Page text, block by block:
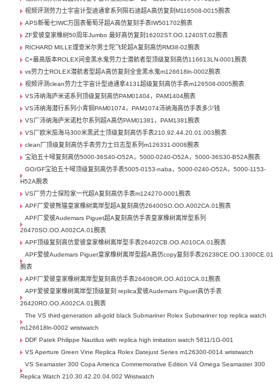
视频评测劳力士宇宙计型迪通拿系列陨石迪超A高仿复刻M116508-0015腕表
APS新葡七IWC万国表葡萄牙超A高仿复刻手表IW501702腕表
ZF爱彼皇家橡树50周年Jumbo 最好高仿复刻16202ST.OO.1240ST.02腕表
RICHARD MILLE理查米尔男士陀飞轮超A复刻高仿RM38-02腕表
C+最高版本ROLEX间金黑水鬼劳力士潜航者型顶级复刻高仿116613LN-0001腕表
vs劳力士ROLEX潜航者型超A高仿复刻全金黑水鬼m126618ln-0002腕表
视频评测clean劳力士宇宙计型迪通拿4131超级复刻高仿手表m126508-0005腕表
VS沛纳海庐米诺系列顶级复刻高仿PAM01404，PAM1404腕表
VS沛纳海潜行系列小青铜PAM01074，PAM1074沛纳海高仿手表多少钱
VS厂沛纳海庐米诺杜尔系列超A高仿PAM01381，PAM1381腕表
VS厂欧米茄海马300米黑武士顶级复刻高仿手表210.92.44.20.01.003腕表
clean厂顶级复刻高仿手表劳力士日志型系列m126331-0008腕表
宝珀五十噚复刻高仿5000-36S40-O52A，5000-0240-O52A，5000-36S30-B52A腕表
GO/GF宝珀五十噚顶级复刻高仿手表5005-0153-naba，5000-0240-O52A，5000-1153-
H52A腕表
VS厂劳力士探险家一代超A复刻高仿手表m124270-0001腕表
APF厂爱彼熊猫皇家橡树离岸型超A复刻高仿26400SO.OO.A002CA.01腕表
APF厂爱彼Audemars Piguet超A复刻高仿手表皇家橡树离岸型系列
26470SO.OO.A002CA.01腕表
APF顶级复刻高仿爱彼皇家橡树离岸型手表26402CB.OO.A010CA.01腕表
APF爱彼Audemars Piguet皇家橡树离岸型超A高仿copy复刻手表
腕表
APF厂爱彼皇家橡树离岸型复刻高仿手表26408OR.OO.A010CA.01腕表
APF爱彼皇家橡树离岸型顶级复刻 replica爱彼Audemars Piguet高仿手表
26420RO.OO.A002CA.01腕表
The VS third-generation all-gold black Submariner Rolex Submariner top replica watch
m126618ln-0002 wristwatch
DDF Patek Philippe Nautilus with replica high imitation watch 5811/1G-001
VS Aperture Green Vine Replica Rolex Datejust Series m126300-0014 wristwatch
VS Seamaster 300 Copa America Commemorative Edition V4 Omega Seamaster 300
Replica Watch 210.30.42.20.04.002 Wristwatch